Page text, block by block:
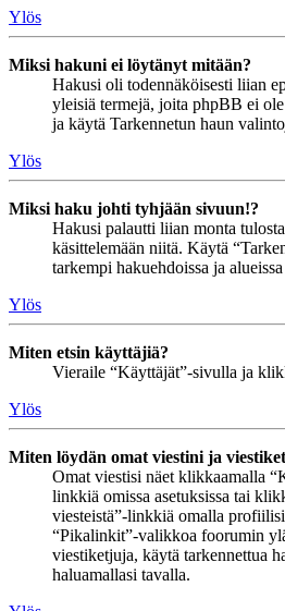
Ylös
Miksi hakuni ei löytänyt mitään?
Hakusi oli todennäköisesti liian
yleisiä termejä, joita phpBB ei
ja käytä Tarkennetun haun
Ylös
Miksi haku johti tyhjään sivuun!?
Hakusi palautti liian monta
käsittelemään niitä. Käytä
tarkempi hakuehdoissa ja
Ylös
Miten etsin käyttäjiä?
Vieraile “Käyttäjät”-sivulla ja
Ylös
Miten löydän omat viestini ja
Omat viestisi näet klikkaamalla
linkkiä omissa asetuksissa tai
viesteistä”-linkkiä omalla
“Pikalinkit”-valikkoa foorumin
viestiketjuja, käytä tarkennettua
haluamallasi tavalla.